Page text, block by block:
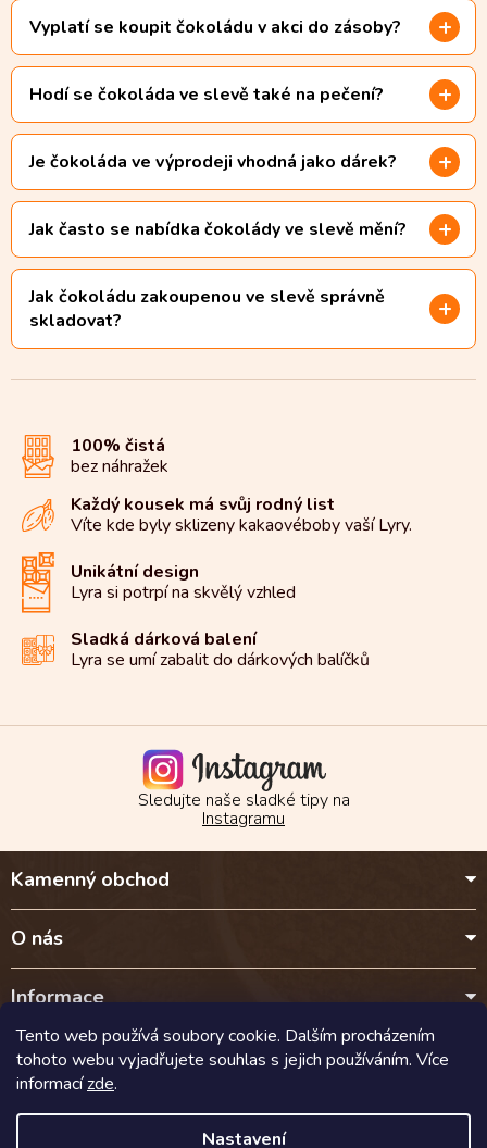
Tento web používá soubory cookie. Dalším procházením
tohoto webu vyjadřujete souhlas s jejich používáním. Více
informacízde.
Nastavení
Vyplatí se koupit čokoládu v akci do zásoby?
Hodí se čokoláda ve slevě také na pečení?
Je čokoláda ve výprodeji vhodná jako dárek?
Jak často se nabídka čokolády ve slevě mění?
Jak čokoládu zakoupenou ve slevě správně
skladovat?
100% čistá
bez náhražek
Každý kousek má svůj rodný list
Víte kde byly sklizeny kakaovéboby vaší Lyry.
Unikátní design
Lyra si potrpí na skvělý vzhled
Sladká dárková balení
Lyra se umí zabalit do dárkových balíčků
Sledujte naše sladké tipy na
Instagramu
p
Kamenný obchod
O nás
Informace
Kontakt
Doprava a platba